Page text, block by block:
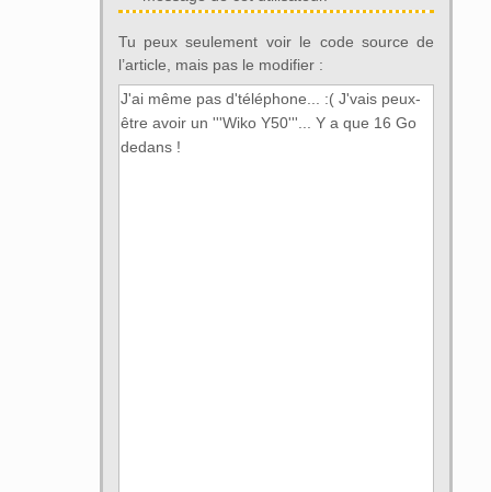
Tu peux seulement voir le code source de
l’article, mais pas le modifier :